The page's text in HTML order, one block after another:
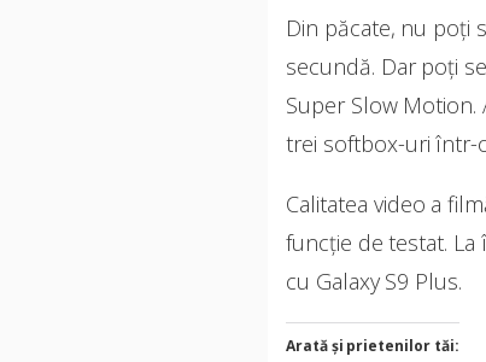
Din păcate, nu poți
secundă. Dar poți
Super Slow
trei softbox-uri într-
Calitatea video a
funcție de testat.
cu Galaxy S9 Plus.
Arată și prietenilor tăi: